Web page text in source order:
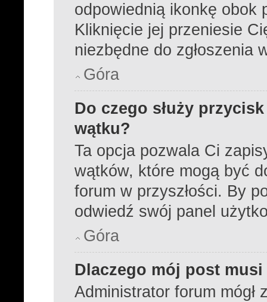
odpowiednią ikonkę obok
Kliknięcie jej przeniesie
niezbędne do zgłoszenia
Góra
Do czego służy
wątku?
Ta opcja pozwala Ci
wątków, które mogą być
forum w przyszłości. By
odwiedź swój panel
Góra
Dlaczego mój post
Administrator forum